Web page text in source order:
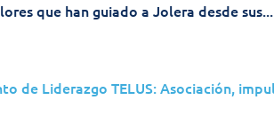
que han guiado a Jolera desde sus...